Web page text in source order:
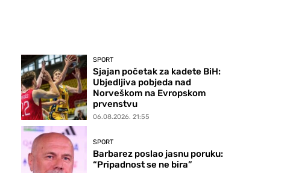
SPORT
Sjajan početak za kadete BiH:
Ubjedljiva pobjeda nad
Norveškom na Evropskom
prvenstvu
06.08.2026. 21:55
SPORT
Barbarez poslao jasnu poruku:
“Pripadnost se ne bira”